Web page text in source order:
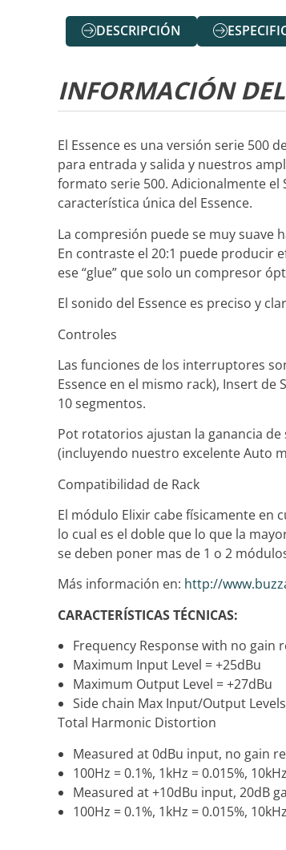
DESCRIPCIÓN
INFORMACIÓN DEL
El Essence es una versión serie 500
para entrada y salida y nuestros
formato serie 500. Adicionalmente
característica única del Essence.
La compresión puede se muy suave
En contraste el 20:1 puede producir
ese “glue” que solo un compresor
El sonido del Essence es preciso y
Controles
Las funciones de los interruptores
Essence en el mismo rack), Insert
10 segmentos.
Pot rotatorios ajustan la ganancia
(incluyendo nuestro excelente Auto
Compatibilidad de Rack
El módulo Elixir cabe físicamente en
lo cual es el doble que lo que la
se deben poner mas de 1 o 2
Más información en: http://
CARACTERÍSTICAS TÉCNICAS:
Frequency Response with no gain
Maximum Input Level = +25dBu
Maximum Output Level = +27dBu
Side chain Max Input/Output
Total Harmonic Distortion
Measured at 0dBu input, no gain
100Hz = 0.1%, 1kHz = 0.015%,
Measured at +10dBu input, 20dB
100Hz = 0.1%, 1kHz = 0.015%,